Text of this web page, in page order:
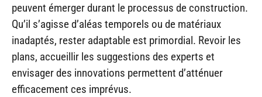
peuvent émerger durant le processus de construction.
Qu’il s’agisse d’aléas temporels ou de matériaux
inadaptés, rester adaptable est primordial. Revoir les
plans, accueillir les suggestions des experts et
envisager des innovations permettent d’atténuer
efficacement ces imprévus.